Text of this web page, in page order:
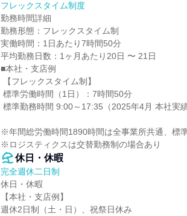
フレックスタイム制度
勤務時間詳細
勤務形態：フレックスタイム制
実働時間：1日あたり7時間50分
平均勤務日数：1ヶ月あたり20日 〜 21日
■本社・支店例
※年間総労働時間1890時間は全事業所共通、標
※ロジスティクスは交替勤務制の場合あり
休日・休暇
完全週休二日制
休日・休暇
【本社・支店例】
週休2日制（土・日）、祝祭日休み